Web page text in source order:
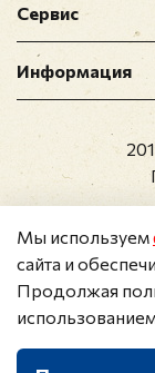
Сервис
Информация
Мы используем
сайта и
Продолжая